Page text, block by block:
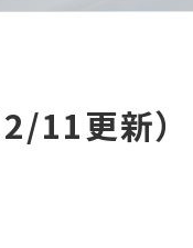
11更新）